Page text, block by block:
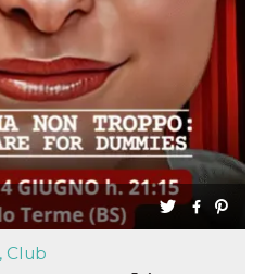
Club